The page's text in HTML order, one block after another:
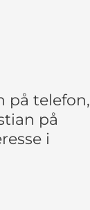
på telefon,
på
i